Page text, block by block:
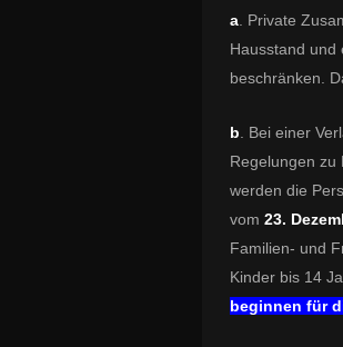
a . Private
Hausstand und
beschränken.
b . Bei einer
Regelungen zu
werden die
vom 23.
Familien- und
Kinder bis 14
beginnen für